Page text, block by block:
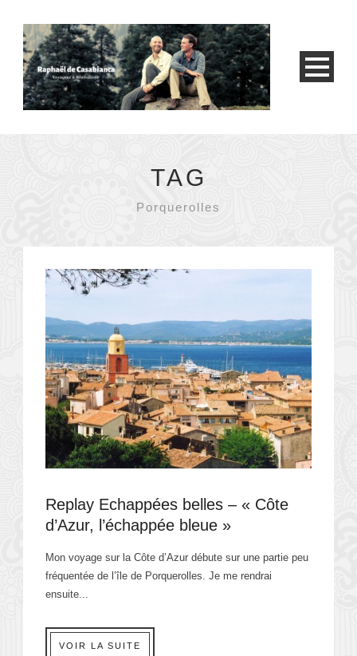
TAG
Porquerolles
Replay Echappées belles – « Côte
d’Azur, l’échappée bleue »
Mon voyage sur la Côte d’Azur débute sur une partie peu
fréquentée de l’île de Porquerolles. Je me rendrai
ensuite...
VOIR LA SUITE